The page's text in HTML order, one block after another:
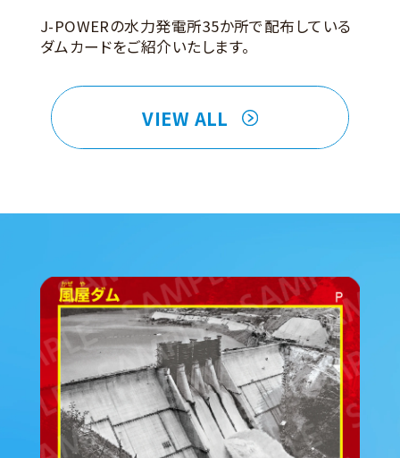
J-POWERの水力発電所35か所で配布している
ダムカードをご紹介いたします。
VIEW ALL